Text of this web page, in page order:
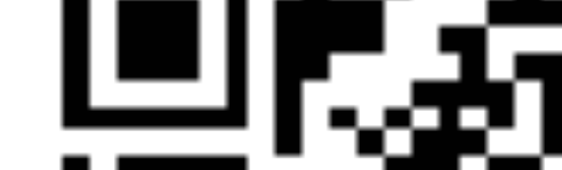
用户隐私协议
公司简介